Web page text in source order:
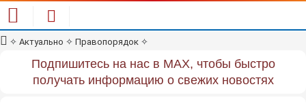
✧ Актуально ✧ Правопорядок ✧
Подпишитесь на нас в MAX, чтобы быстро
получать информацию о свежих новостях